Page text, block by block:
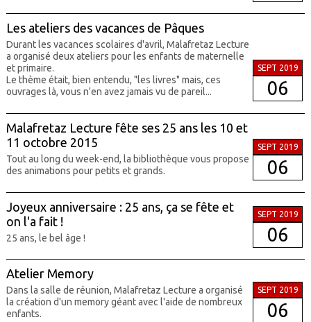
Les ateliers des vacances de Pâques
Durant les vacances scolaires d'avril, Malafretaz Lecture
a organisé deux ateliers pour les enfants de maternelle
et primaire.
Le thème était, bien entendu, "les livres" mais, ces
ouvrages là, vous n'en avez jamais vu de pareil...
SEPT 2019
06
Malafretaz Lecture fête ses 25 ans les 10 et
11 octobre 2015
Tout au long du week-end, la bibliothèque vous propose
des animations pour petits et grands.
SEPT 2019
06
Joyeux anniversaire : 25 ans, ça se fête et
on l'a fait !
25 ans, le bel âge !
SEPT 2019
06
Atelier Memory
Dans la salle de réunion, Malafretaz Lecture a organisé
la création d'un memory géant avec l'aide de nombreux
enfants.
SEPT 2019
06